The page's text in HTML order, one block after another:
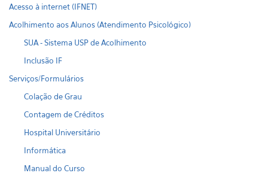
Acesso à internet (IFNET)
Acolhimento aos Alunos (Atendimento Psicológico)
SUA - Sistema USP de Acolhimento
Inclusão IF
Serviços/Formulários
Colação de Grau
Contagem de Créditos
Hospital Universitário
Informática
Manual do Curso